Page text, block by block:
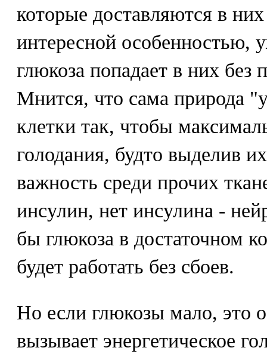
которые доставляются в
интересной особенностью,
глюкоза попадает в них
Мнится, что сама природа
клетки так, чтобы
голодания, будто выделив
важность среди прочих
инсулин, нет инсулина -
бы глюкоза в достаточном
будет работать без сбоев.
Но если глюкозы мало, это
вызывает энергетическое